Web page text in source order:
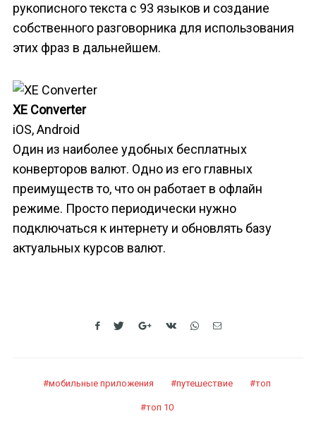
рукописного текста с 93 языков и создание
собственного разговорника для использования
этих фраз в дальнейшем.
XE Converter
iOS, Android
Один из наиболее удобных бесплатных
конверторов валют. Одно из его главных
преимуществ то, что он работает в офлайн
режиме. Просто периодически нужно
подключаться к интернету и обновлять базу
актуальных курсов валют.
мобильные приложения путешествие топ
топ 10